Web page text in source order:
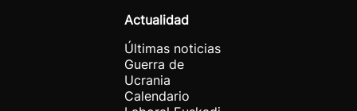
Actualidad
Últimas noticias
Guerra de
Ucrania
Calendario